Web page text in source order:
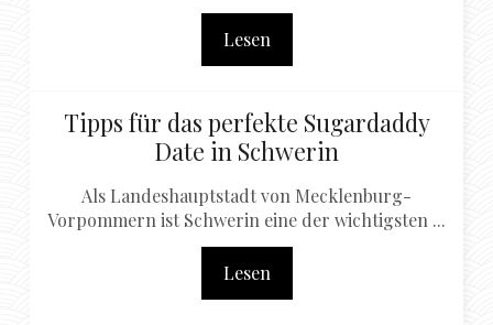
Lesen
Tipps für das perfekte Sugardaddy
Date in Schwerin
Als Landeshauptstadt von Mecklenburg-
Vorpommern ist Schwerin eine der wichtigsten ...
Lesen